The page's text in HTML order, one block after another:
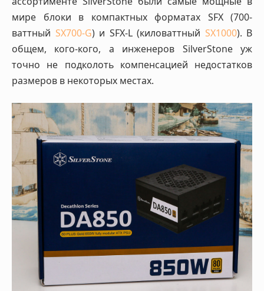
мире блоки в компактных форматах SFX (700-
ваттный SX700-G) и SFX-L (киловаттный SX1000). В
общем, кого-кого, а инженеров SilverStone уж
точно не подколоть компенсацией недостатков
размеров в некоторых местах.